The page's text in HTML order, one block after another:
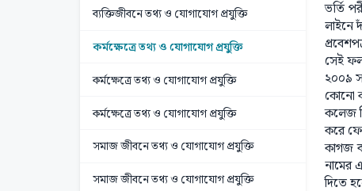
ব্যক্তিজীবনে তথ্য ও যোগাযোগ প্রযুক্তি
কর্মক্ষেত্রে তথ্য ও যোগাযোগ প্রযুক্তি
কর্মক্ষেত্রে তথ্য ও যোগাযোগ প্রযুক্তি
কর্মক্ষেত্রে তথ্য ও যোগাযোগ প্রযুক্তি
সমাজ জীবনে তথ্য ও যোগাযোগ প্রযুক্তি
সমাজ জীবনে তথ্য ও যোগাযোগ প্রযুক্তি
ভর্তি
লাইনে
সেই
২০০৯
কোনো
কলেজ
করে
কাগজ
নামের
দিতে